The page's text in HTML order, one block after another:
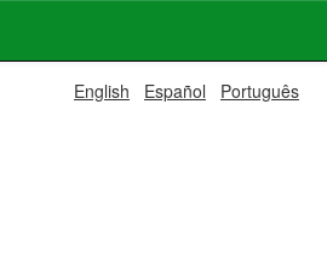
English Español Português